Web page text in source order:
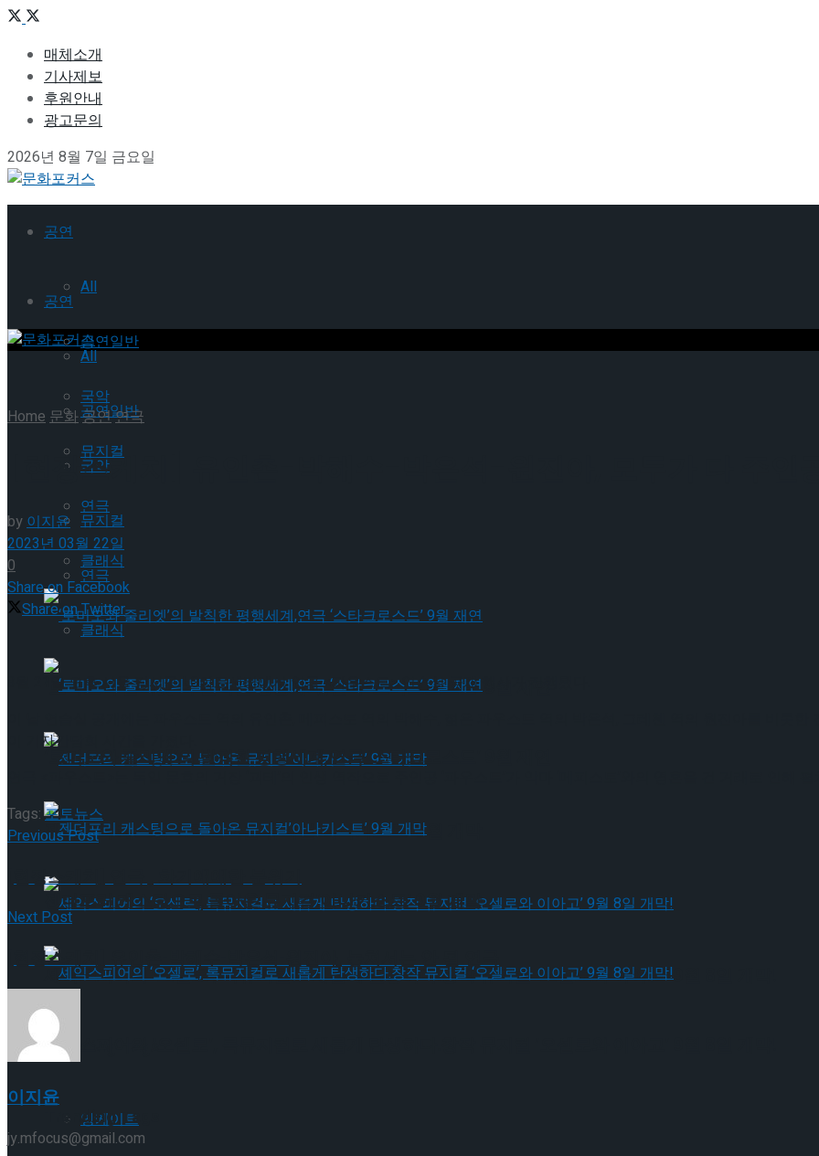
매체소개
기사제보
후원안내
광고문의
2026년 8월 7일 금요일
공연
All
공연일반
국악
뮤지컬
연극
클래식
‘로미오와 줄리엣’의 발칙한 평행세계,연극 ‘스타크로스드’ 9월 재연
젠더프리 캐스팅으로 돌아온 뮤지컬’아나키스트’ 9월 개막
셰익스피어의 ‘오셀로’, 록뮤지컬로 새롭게 탄생하다.창작 뮤지컬 ‘오셀로와 이아고’ 9월 8일 개막!
Trending Tags
앙케이트
공연
All
공연일반
국악
뮤지컬
연극
클래식
‘로미오와 줄리엣’의 발칙한 평행세계,연극 ‘스타크로스드’ 9월 재연
젠더프리 캐스팅으로 돌아온 뮤지컬’아나키스트’ 9월 개막
셰익스피어의 ‘오셀로’, 록뮤지컬로 새롭게 탄생하다.창작 뮤지컬 ‘오셀로와 이아고’ 9월 8일 개막!
Trending Tags
Home문화공연연극
[현장스케치] 유인촌-박해수-박은석-원진아, 모두가 다 주인공
by이지윤
2023년 03월 22일
0
Share on Facebook
Share on Twitter
3월 21일 오후 서울 강서구 LG아트센터에서 연극 <파우스트> 연습실 공개 행사가 진행됐다.
이 기자간담회 시간을 가졌다.
Tags: 포토뉴스
Previous Post
[현장스케치] 연극 , 화기애애한 분위기
Next Post
[현장스케치] 유인촌-박해수-박은석-원진아, 놓쳐서는 안 될 연극
이지윤
jy.mfocus@gmail.com